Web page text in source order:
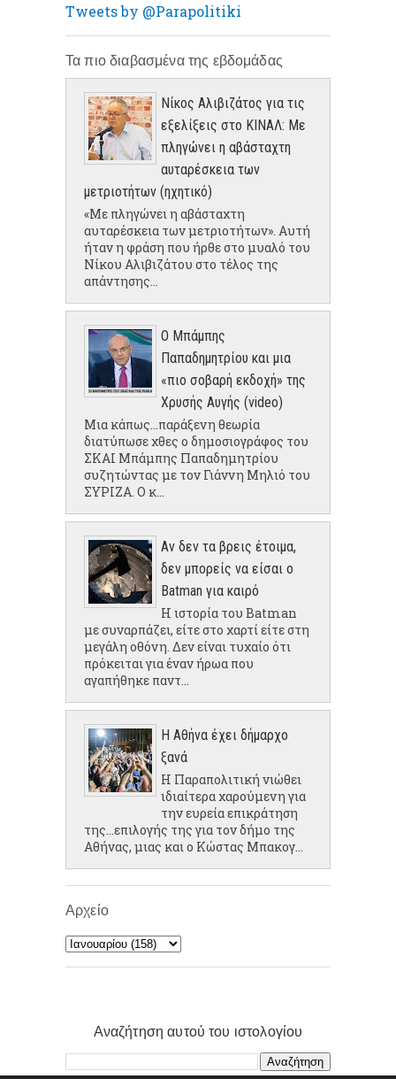
Tweets by @Parapolitiki
Τα πιο διαβασμένα της εβδομάδας
Νίκος Αλιβιζάτος για τις
εξελίξεις στο ΚΙΝΑΛ: Με
πληγώνει η αβάσταχτη
αυταρέσκεια των
μετριοτήτων (ηχητικό)
«Με πληγώνει η αβάσταχτη
αυταρέσκεια των μετριοτήτων». Αυτή
ήταν η φράση που ήρθε στο μυαλό του
Νίκου Αλιβιζάτου στο τέλος της
απάντησης...
Ο Μπάμπης
Παπαδημητρίου και μια
«πιο σοβαρή εκδοχή» της
Χρυσής Αυγής (video)
Μια κάπως...παράξενη θεωρία
διατύπωσε χθες ο δημοσιογράφος του
ΣΚΑΙ Μπάμπης Παπαδημητρίου
συζητώντας με τον Γιάννη Μηλιό του
ΣΥΡΙΖΑ. Ο κ...
Αν δεν τα βρεις έτοιμα,
δεν μπορείς να είσαι ο
Batman για καιρό
Η ιστορία του Batman
με συναρπάζει, είτε στο χαρτί είτε στη
μεγάλη οθόνη. Δεν είναι τυχαίο ότι
πρόκειται για έναν ήρωα που
αγαπήθηκε παντ...
Η Αθήνα έχει δήμαρχο
ξανά
Η Παραπολιτική νιώθει
ιδιαίτερα χαρούμενη για
την ευρεία επικράτηση
της...επιλογής της για τον δήμο της
Αθήνας, μιας και ο Κώστας Μπακογ...
Αρχείο
Αναζήτηση αυτού του ιστολογίου